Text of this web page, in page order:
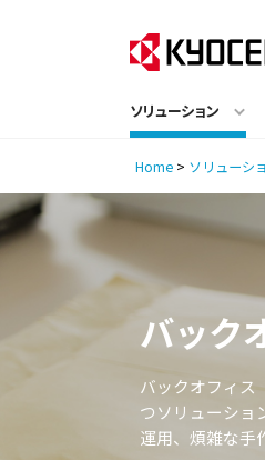
ソリューション
Home > ソリューシ
バック
バックオフィス
つソリューショ
運用、煩雑な手